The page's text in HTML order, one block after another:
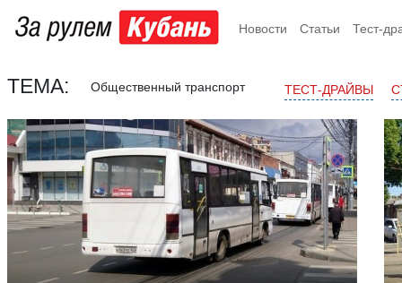
Новости Статьи Тест-
ТЕМА: Общественный транспорт ТЕСТ-ДРАЙВЫ